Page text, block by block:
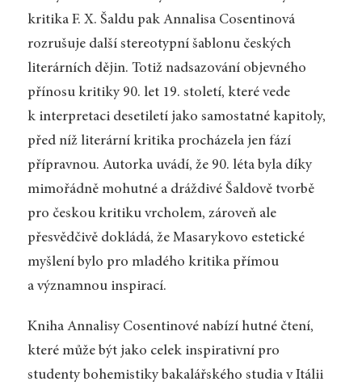
kritika F. X. Šaldu pak Annalisa Cosentinová
rozrušuje další stereotypní šablonu českých
literárních dějin. Totiž nadsazování objevného
přínosu kritiky 90. let 19. století, které vede
k interpretaci desetiletí jako samostatné kapitoly,
před níž literární kritika procházela jen fází
přípravnou. Autorka uvádí, že 90. léta byla díky
mimořádně mohutné a dráždivé Šaldově tvorbě
pro českou kritiku vrcholem, zároveň ale
přesvědčivě dokládá, že Masarykovo estetické
myšlení bylo pro mladého kritika přímou
a významnou inspirací.
Kniha Annalisy Cosentinové nabízí hutné čtení,
které může být jako celek inspirativní pro
studenty bohemistiky bakalářského studia v Itálii